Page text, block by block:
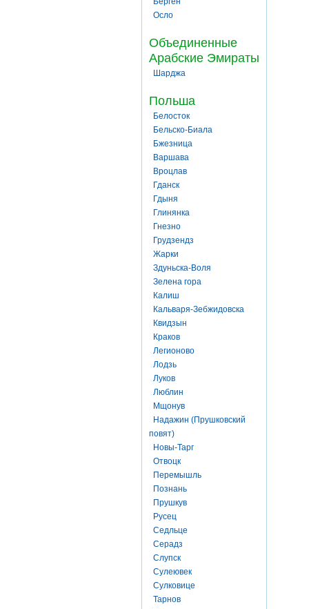
Осло
Объединенные
Арабские Эмираты
Шарджа
Польша
Белосток
Бельско-Биала
Бжезница
Варшава
Вроцлав
Гданск
Гдыня
Глинянка
Гнезно
Грудзендз
Жарки
Здуньска-Воля
Зелена гора
Калиш
Кальваря-Зебжидовска
Квидзын
Краков
Легионово
Лодзь
Луков
Люблин
Мщонув
Надажин (Прушковский
повят)
Новы-Тарг
Отвоцк
Перемышль
Познань
Прушкув
Русец
Седльце
Серадз
Слупск
Сулеювек
Сулковице
Тарнов